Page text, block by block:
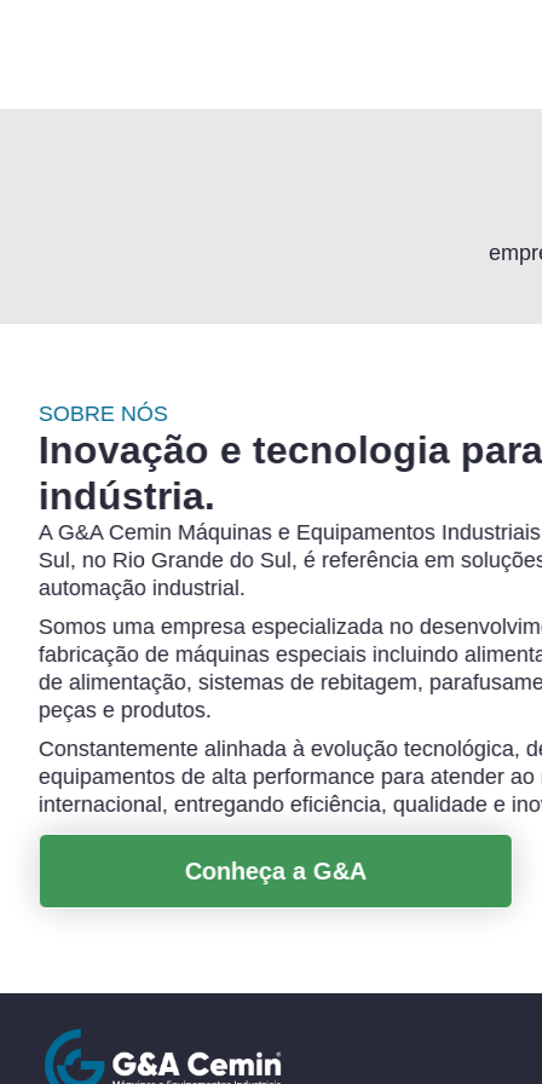
SOBRE NÓS
Inovação e tecnologia
indústria.
A G&A Cemin Máquinas e Equipamentos
Sul, no Rio Grande do Sul, é referência em
automação industrial.
Somos uma empresa especializada no
fabricação de máquinas especiais incluindo
de alimentação, sistemas de rebitagem,
peças e produtos.
Constantemente alinhada à evolução tecnológica,
equipamentos de alta performance para atender
internacional, entregando eficiência, qualidade e
Conheça a G&A